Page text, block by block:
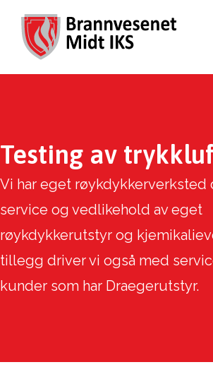
Testing av
Vi har eget røykdykkerverksted
service og vedlikehold av eget
røykdykkerutstyr og
tillegg driver vi også med
kunder som har Draegerutstyr.